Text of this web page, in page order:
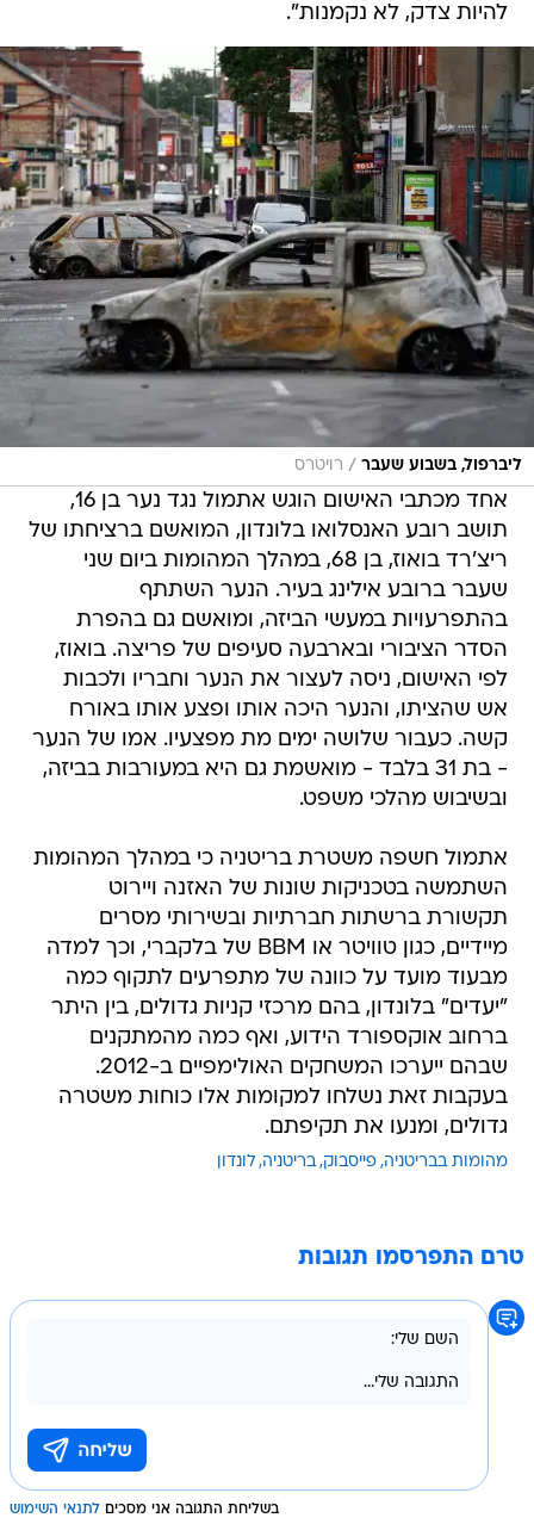
להיות צדק, לא נקמנות".
ליברפול, בשבוע שעבר / רויטרס
אחד מכתבי האישום הוגש אתמול נגד נער בן 16,
תושב רובע האנסלואו בלונדון, המואשם ברציחתו של
ריצ'רד בואוז, בן 68, במהלך המהומות ביום שני
שעבר ברובע אילינג בעיר. הנער השתתף
בהתפרעויות במעשי הביזה, ומואשם גם בהפרת
הסדר הציבורי ובארבעה סעיפים של פריצה. בואוז,
לפי האישום, ניסה לעצור את הנער וחבריו ולכבות
אש שהציתו, והנער היכה אותו ופצע אותו באורח
קשה. כעבור שלושה ימים מת מפצעיו. אמו של הנער
- בת 31 בלבד - מואשמת גם היא במעורבות בביזה,
ובשיבוש מהלכי משפט.
אתמול חשפה משטרת בריטניה כי במהלך המהומות
השתמשה בטכניקות שונות של האזנה ויירוט
תקשורת ברשתות חברתיות ובשירותי מסרים
מיידיים, כגון טוויטר או BBM של בלקברי, וכך למדה
מבעוד מועד על כוונה של מתפרעים לתקוף כמה
"יעדים" בלונדון, בהם מרכזי קניות גדולים, בין היתר
ברחוב אוקספורד הידוע, ואף כמה מהמתקנים
שבהם ייערכו המשחקים האולימפיים ב-2012.
בעקבות זאת נשלחו למקומות אלו כוחות משטרה
גדולים, ומנעו את תקיפתם.
מהומות בבריטניה פייסבוק בריטניה לונדון
טרם התפרסמו תגובות
בשליחת התגובה אני מסכים לתנאי השימוש